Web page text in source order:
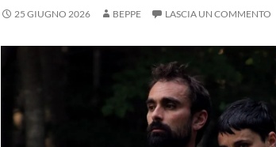
25 GIUGNO 2026 BEPPE LASCIA UN COMMENTO